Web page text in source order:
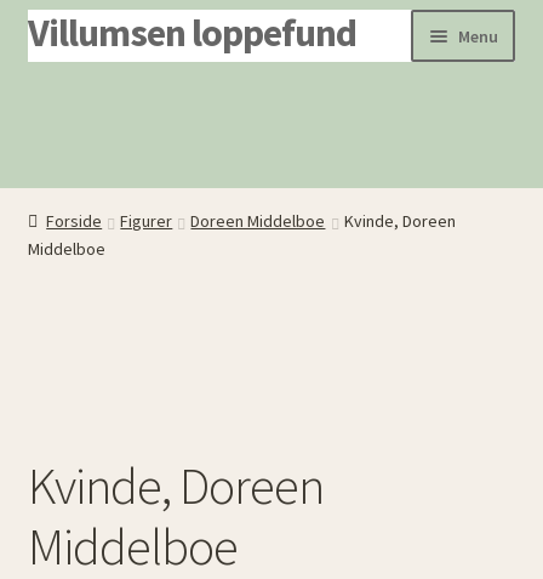
Spring
til
Spring
til
Villumsen loppefund Menu
Om os
Dødsboer ryddes
Forside Figurer Doreen Middelboe
Kvinde, Doreen
Middelboe
Kvinde, Doreen
Middelboe